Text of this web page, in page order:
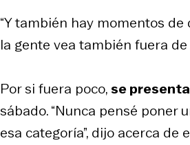
“Y también hay momentos
la gente vea también fuera
Por si fuera poco,se
sábado. “Nunca pensé
esa categoría”, dijo acerca de